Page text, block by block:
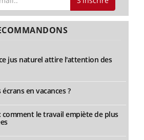
jus naturel attire l'attention des
en vacances ?
comment le travail empiète de plus